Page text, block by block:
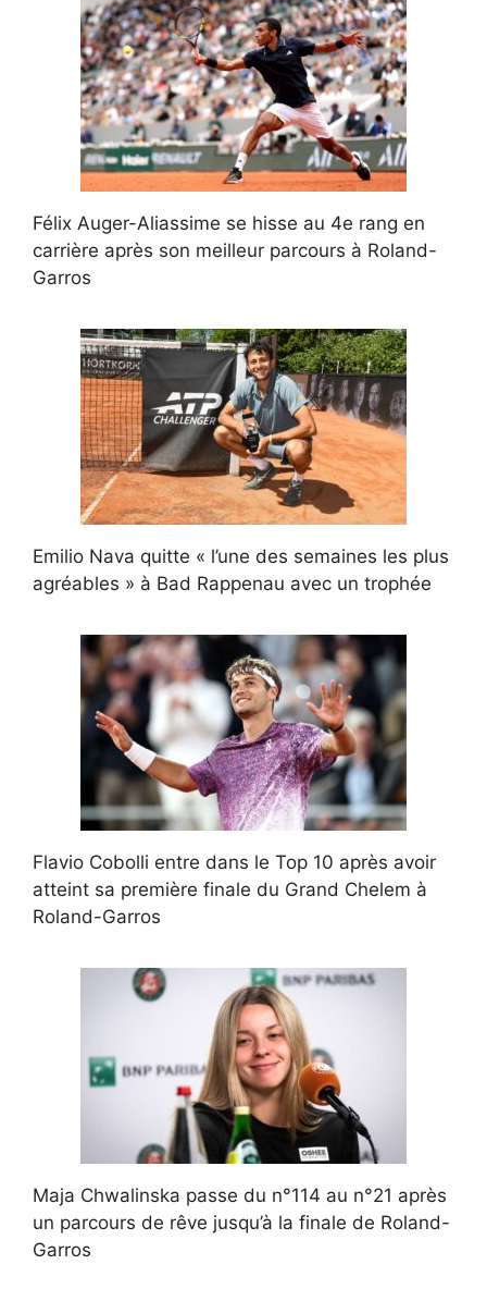
Félix Auger-Aliassime se hisse au 4e rang en
carrière après son meilleur parcours à Roland-
Garros
Emilio Nava quitte « l’une des semaines les plus
agréables » à Bad Rappenau avec un trophée
Flavio Cobolli entre dans le Top 10 après avoir
atteint sa première finale du Grand Chelem à
Roland-Garros
Maja Chwalinska passe du n°114 au n°21 après
un parcours de rêve jusqu’à la finale de Roland-
Garros